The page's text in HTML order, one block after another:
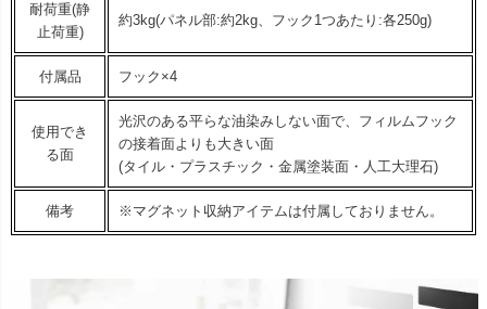
耐荷重(静
止荷重)
約3kg(パネル部:約2kg、フック1つあたり:各250g)
付属品 フック×4
使用でき
る面
光沢のある平らな油染みしない面で、フィルムフック
の接着面よりも大きい面
(タイル・プラスチック・金属塗装面・人工大理石)
備考 ※マグネット収納アイテムは付属しておりません。